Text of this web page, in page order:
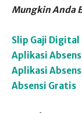
Mungkin Anda
Slip Gaji Digital
Aplikasi
Aplikasi
Absensi Gratis